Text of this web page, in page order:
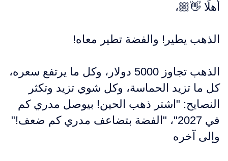
أهلًا 👋🏼،
الذهب يطير! والفضة تطير معاه!
الذهب تجاوز 5000 دولار، وكل ما يرتفع سعره،
كل ما تزيد الحماسة، وكل شوي تزيد وتكثر
النصايح: "اشتر ذهب الحين! بيوصل مدري كم
في 2027"، "الفضة بتضاعف مدري كم ضعف!"
وإلى آخره